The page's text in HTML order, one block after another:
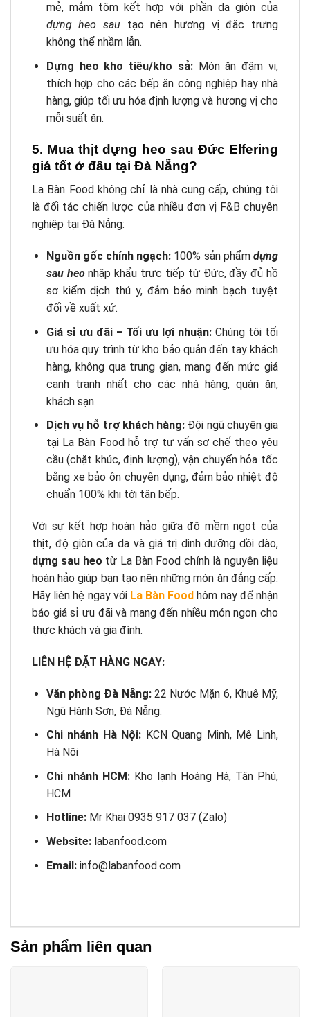
mẻ, mắm tôm kết hợp với phần da giòn của
dựng heo sau tạo nên hương vị đặc trưng
không thể nhầm lẫn.
Dựng heo kho tiêu/kho sả:Món ăn đậm vị,
thích hợp cho các bếp ăn công nghiệp hay nhà
hàng, giúp tối ưu hóa định lượng và hương vị cho
mỗi suất ăn.
5. Mua thịt dựng heo sau Đức Elfering
giá tốt ở đâu tại Đà Nẵng?
La Bàn Food không chỉ là nhà cung cấp, chúng tôi
là đối tác chiến lược của nhiều đơn vị F&B chuyên
nghiệp tại Đà Nẵng:
Nguồn gốc chính ngạch: 100% sản phẩm dựng
sau heonhập khẩu trực tiếp từ Đức, đầy đủ hồ
sơ kiểm dịch thú y, đảm bảo minh bạch tuyệt
đối về xuất xứ.
Giá sỉ ưu đãi – Tối ưu lợi nhuận: Chúng tôi tối
ưu hóa quy trình từ kho bảo quản đến tay khách
hàng, không qua trung gian, mang đến mức giá
cạnh tranh nhất cho các nhà hàng, quán ăn,
khách sạn.
Dịch vụ hỗ trợ khách hàng: Đội ngũ chuyên gia
tại La Bàn Food hỗ trợ tư vấn sơ chế theo yêu
cầu (chặt khúc, định lượng), vận chuyển hỏa tốc
bằng xe bảo ôn chuyên dụng, đảm bảo nhiệt độ
chuẩn 100% khi tới tận bếp.
Với sự kết hợp hoàn hảo giữa độ mềm ngọt của
thịt, độ giòn của da và giá trị dinh dưỡng dồi dào,
dựng sau heo từ La Bàn Food chính là nguyên liệu
hoàn hảo giúp bạn tạo nên những món ăn đẳng cấp.
Hãy liên hệ ngay với La Bàn Food hôm nay để nhận
báo giá sỉ ưu đãi và mang đến nhiều món ngon cho
thực khách và gia đình.
LIÊN HỆ ĐẶT HÀNG NGAY:
Văn phòng Đà Nẵng:22 Nước Mặn 6, Khuê Mỹ,
Ngũ Hành Sơn, Đà Nẵng.
Chi nhánh Hà Nội: KCN Quang Minh, Mê Linh,
Hà Nội
Chi nhánh HCM:Kho lạnh Hoàng Hà, Tân Phú,
HCM
Hotline:Mr Khai 0935 917 037 (Zalo)
Website:labanfood.com
Email:info@labanfood.com
Sản phẩm liên quan